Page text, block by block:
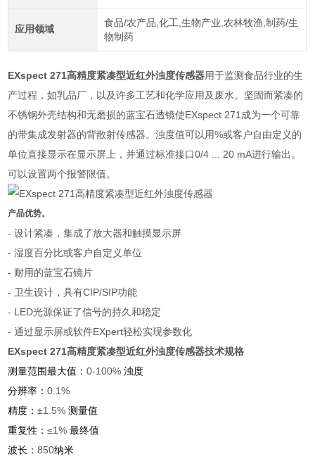
应用领域
食品/农产品,化工,生物产业,农林牧渔,制药/生
物制药
EXspect 271高精度紧凑型近红外浊度传感器用于监测食品行业的生
产过程，如乳品厂，以及许多工艺和化学应用及废水。坚固而紧凑的
不锈钢外壳结构和无磨损的蓝宝石透镜使EXspect 271 成为一个可靠
的带集成发射器的背散射传感器。浊度值可以用%或客户自由定义的
单位直接显示在显示屏上，并通过标准接口0/4 ... 20 mA进行输出。
可以设置两个报警限值。
产品优势。
-设计紧凑，集成了放大器和触摸显示屏
-湿度百分比或客户自定义单位
- 耐用的蓝宝石镜片
- 卫生设计，具有CIP/SIP功能
- LED光源保证了信号的持久和稳定
-通过显示屏或软件EXpert轻松实现参数化
EXspect 271高精度紧凑型近红外浊度传感器技术规格
测量范围最大值：0-100%浊度
分辨率：0.1%
精度：±1.5%测量值
重复性：≤1%最终值
波长：850纳米